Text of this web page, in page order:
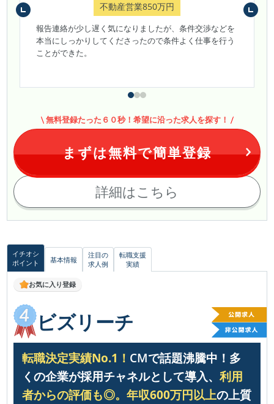
不動産営業850万円
報告連絡が少し遅く気になりましたが、条件交渉などを
本当にしっかりしてくださったので条件よく仕事を行う
ことができた。
詳細はこちら
無料登録たった６０秒！希望に沿った求人を探す！
まずは無料で簡単登録
イチオシ
ポイント
基本情報
注目の
求人例
転職支援
実績
お気に入り登録
ビズリーチ
転職決定実績No.1！ CMで話題沸騰中！多
くの企業が採用チャネルとして導入、利用
者からの評価も◎。 年収600万円以上の上質